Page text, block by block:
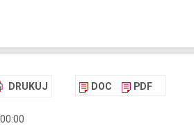
DRUKUJ DOC PDF